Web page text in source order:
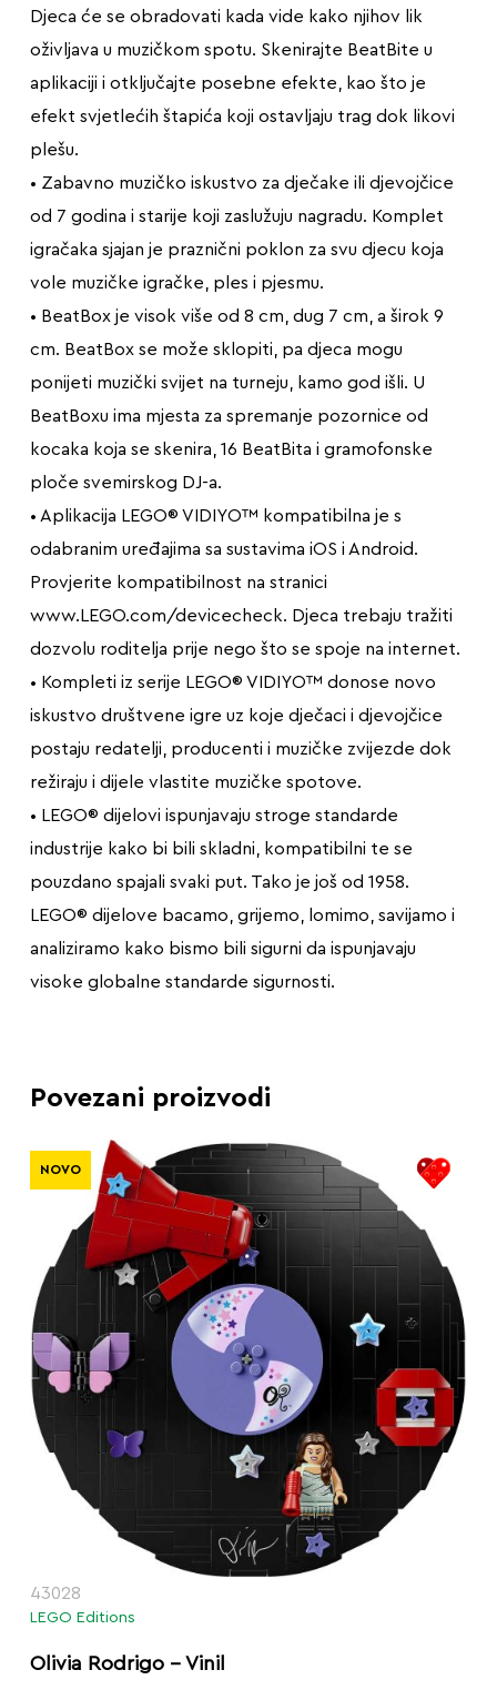
Djeca će se obradovati kada vide kako njihov lik
oživljava u muzičkom spotu. Skenirajte BeatBite u
aplikaciji i otključajte posebne efekte, kao što je
efekt svjetlećih štapića koji ostavljaju trag dok likovi
plešu.
• Zabavno muzičko iskustvo za dječake ili djevojčice
od 7 godina i starije koji zaslužuju nagradu. Komplet
igračaka sjajan je praznični poklon za svu djecu koja
vole muzičke igračke, ples i pjesmu.
• BeatBox je visok više od 8 cm, dug 7 cm, a širok 9
cm. BeatBox se može sklopiti, pa djeca mogu
ponijeti muzički svijet na turneju, kamo god išli. U
BeatBoxu ima mjesta za spremanje pozornice od
kocaka koja se skenira, 16 BeatBita i gramofonske
ploče svemirskog DJ-a.
• Aplikacija LEGO® VIDIYO™ kompatibilna je s
odabranim uređajima sa sustavima iOS i Android.
Provjerite kompatibilnost na stranici
www.LEGO.com/devicecheck. Djeca trebaju tražiti
dozvolu roditelja prije nego što se spoje na internet.
• Kompleti iz serije LEGO® VIDIYO™ donose novo
iskustvo društvene igre uz koje dječaci i djevojčice
postaju redatelji, producenti i muzičke zvijezde dok
režiraju i dijele vlastite muzičke spotove.
• LEGO® dijelovi ispunjavaju stroge standarde
industrije kako bi bili skladni, kompatibilni te se
pouzdano spajali svaki put. Tako je još od 1958.
LEGO® dijelove bacamo, grijemo, lomimo, savijamo i
analiziramo kako bismo bili sigurni da ispunjavaju
visoke globalne standarde sigurnosti.
Povezani proizvodi
43028
LEGO Editions
Olivia Rodrigo – Vinil
NOVO